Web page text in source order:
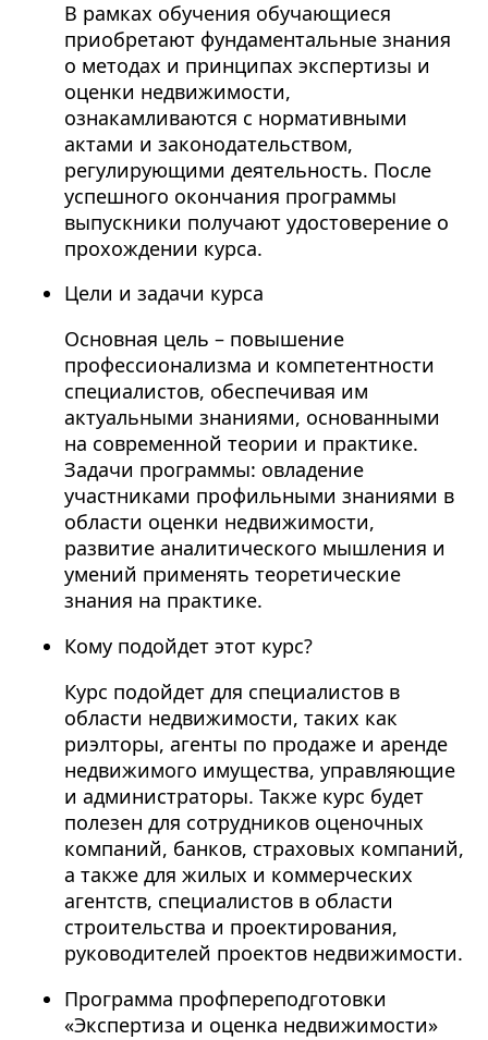
В рамках обучения обучающиеся
приобретают фундаментальные знания
о методах и принципах экспертизы и
оценки недвижимости,
ознакамливаются с нормативными
актами и законодательством,
регулирующими деятельность. После
успешного окончания программы
выпускники получают удостоверение о
прохождении курса.
Цели и задачи курса
Основная цель – повышение
профессионализма и компетентности
специалистов, обеспечивая им
актуальными знаниями, основанными
на современной теории и практике.
Задачи программы: овладение
участниками профильными знаниями в
области оценки недвижимости,
развитие аналитического мышления и
умений применять теоретические
знания на практике.
Кому подойдет этот курс?
Курс подойдет для специалистов в
области недвижимости, таких как
риэлторы, агенты по продаже и аренде
недвижимого имущества, управляющие
и администраторы. Также курс будет
полезен для сотрудников оценочных
компаний, банков, страховых компаний,
а также для жилых и коммерческих
агентств, специалистов в области
строительства и проектирования,
руководителей проектов недвижимости.
Программа профпереподготовки
«Экспертиза и оценка недвижимости»